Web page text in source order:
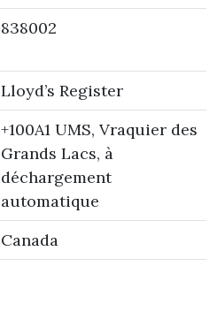
838002
Lloyd’s Register
+100A1 UMS, Vraquier des
Grands Lacs, à
déchargement
automatique
Canada